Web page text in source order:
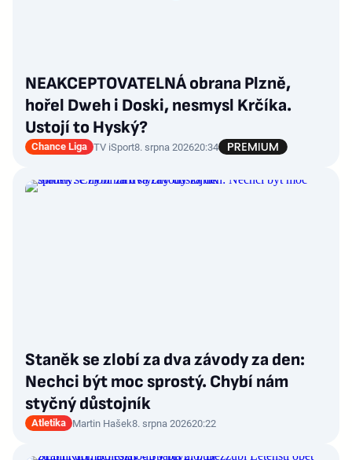
NEAKCEPTOVATELNÁ obrana Plzně,
hořel Dweh i Doski, nesmysl Krčíka.
Ustojí to Hyský?
Chance Liga TV iSport8. srpna 202620:34
Staněk se zlobí za dva závody za den:
Nechci být moc sprostý. Chybí nám
styčný důstojník
Atletika Martin Hašek8. srpna 202620:22